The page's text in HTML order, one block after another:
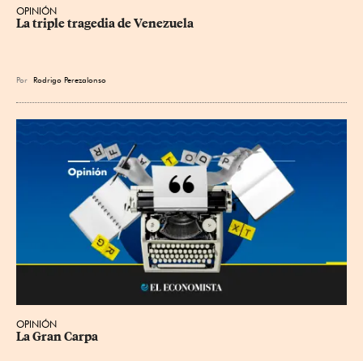
OPINIÓN
La triple tragedia de Venezuela
Por Rodrigo Perezalonso
OPINIÓN
La Gran Carpa